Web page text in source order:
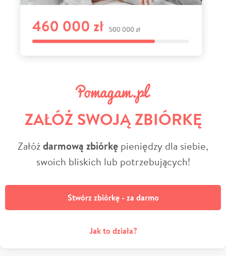
ZAŁÓŻ SWOJĄ ZBIÓRKĘ
Załóżdarmową zbiórkę pieniędzy dla siebie,
swoich bliskich lub potrzebujących!
Stwórz zbiórkę - za darmo
Jak to działa?